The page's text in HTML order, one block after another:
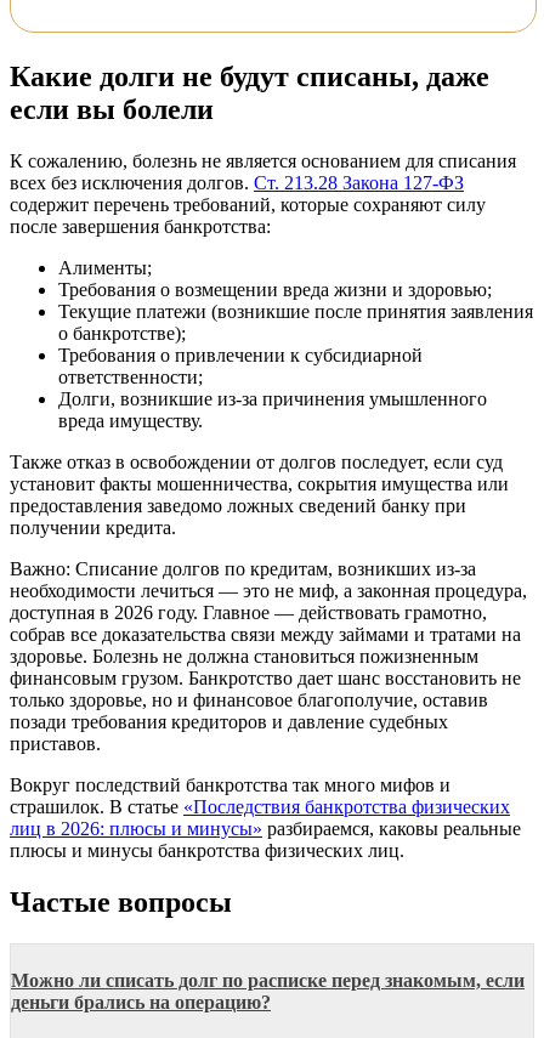
Какие долги не будут списаны, даже
если вы болели
К сожалению, болезнь не является основанием для списания
всех без исключения долгов. Ст. 213.28 Закона 127-ФЗ
содержит перечень требований, которые сохраняют силу
после завершения банкротства:
Алименты;
Требования о возмещении вреда жизни и здоровью;
Текущие платежи (возникшие после принятия заявления
о банкротстве);
Требования о привлечении к субсидиарной
ответственности;
Долги, возникшие из-за причинения умышленного
вреда имуществу.
Также отказ в освобождении от долгов последует, если суд
установит факты мошенничества, сокрытия имущества или
предоставления заведомо ложных сведений банку при
получении кредита.
Важно: Списание долгов по кредитам, возникших из-за
необходимости лечиться — это не миф, а законная процедура,
доступная в 2026 году. Главное — действовать грамотно,
собрав все доказательства связи между займами и тратами на
здоровье. Болезнь не должна становиться пожизненным
финансовым грузом. Банкротство дает шанс восстановить не
только здоровье, но и финансовое благополучие, оставив
позади требования кредиторов и давление судебных
приставов.
Вокруг последствий банкротства так много мифов и
страшилок. В статье «Последствия банкротства физических
лиц в 2026: плюсы и минусы» разбираемся, каковы реальные
плюсы и минусы банкротства физических лиц.
Частые вопросы
Можно ли списать долг по расписке перед знакомым, если
деньги брались на операцию?